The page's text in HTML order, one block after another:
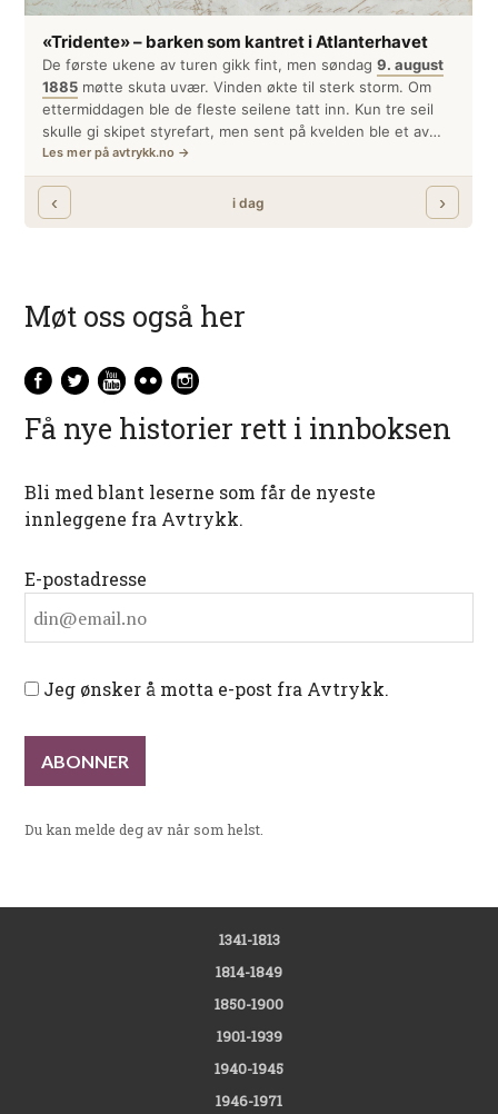
Møt oss også her
Få nye historier rett i innboksen
Bli med blant leserne som får de nyeste
innleggene fra Avtrykk.
E-postadresse
Jeg ønsker å motta e-post fra Avtrykk.
Du kan melde deg av når som helst.
1341-1813
1814-1849
1850-1900
1901-1939
1940-1945
1946-1971